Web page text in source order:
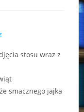
stosu wraz z
smacznego jajka